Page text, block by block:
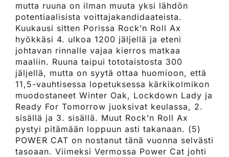
mutta ruuna on ilman muuta yksi lähdön
potentiaalisista voittajakandidaateista.
Kuukausi sitten Porissa Rock’n Roll Ax
hyökkäsi 4. ulkoa 1200 jäljellä ja eteni
johtavan rinnalle vajaa kierros matkaa
maaliin. Ruuna taipui tototaistosta 300
jäljellä, mutta on syytä ottaa huomioon, että
11,5-vauhtisessa lopetuksessa kärkikolmikon
muodostaneet Winter Oak, Lockdown Lady ja
Ready For Tomorrow juoksivat keulassa, 2.
sisällä ja 3. sisällä. Muut Rock’n Roll Ax
pystyi pitämään loppuun asti takanaan. (5)
POWER CAT on nostanut tänä vuonna selvästi
tasoaan. Viimeksi Vermossa Power Cat johti